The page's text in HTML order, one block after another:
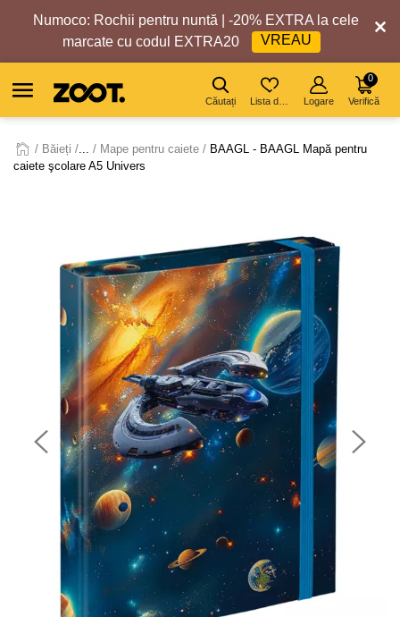
Numoco: Rochii pentru nuntă | -20% EXTRA la cele
marcate cu codul EXTRA20
VREAU
Căutați Logare Verifică
0
Băieți ... Mape pentru caiete
BAAGL - BAAGL Mapă pentru
caiete şcolare A5 Univers